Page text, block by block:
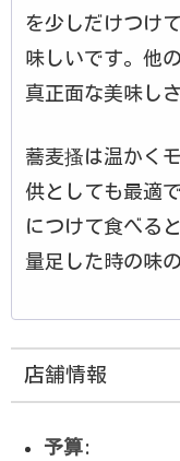
を少しだけつけ
味しいです。他
真正面な美味しさ
蕎麦搔は温かく
供としても最適
につけて食べる
量足した時の味
店舗情報
予算: